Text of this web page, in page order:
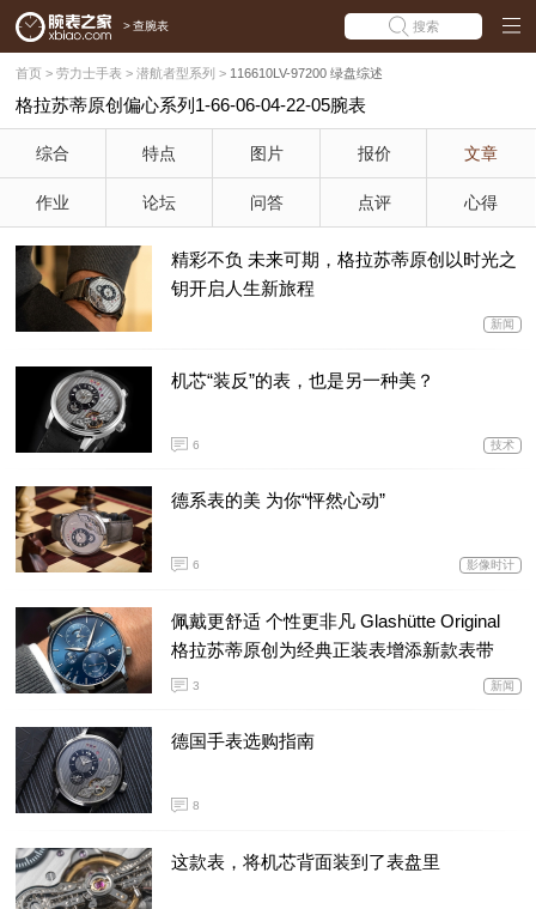
> 查腕表 搜索
首页 > 劳力士手表 > 潜航者型系列 > 116610LV-97200 绿盘综述
格拉苏蒂原创偏心系列1-66-06-04-22-05腕表
综合 特点 图片 报价 文章
作业 论坛 问答 点评 心得
精彩不负 未来可期，格拉苏蒂原创以时光之
钥开启人生新旅程
新闻
机芯“装反”的表，也是另一种美？
6 技术
德系表的美 为你“怦然心动”
6 影像时计
佩戴更舒适 个性更非凡 Glashütte Original
格拉苏蒂原创为经典正装表增添新款表带
3 新闻
德国手表选购指南
8
这款表，将机芯背面装到了表盘里